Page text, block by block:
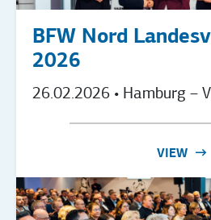
BFW Nord
2026
26.02.2026 • Hamburg –
VIEW